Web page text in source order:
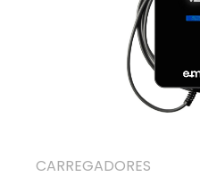
CARREGADORES